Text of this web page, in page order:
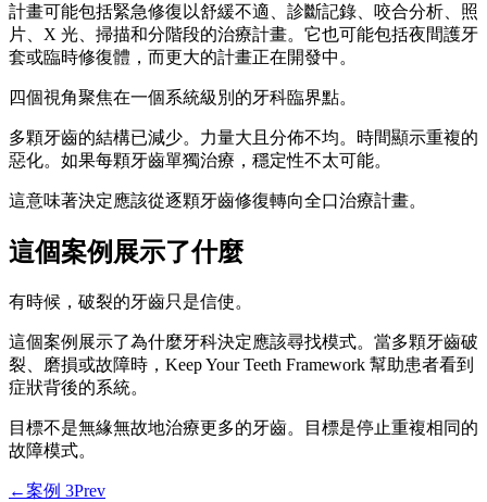
計畫可能包括緊急修復以舒緩不適、診斷記錄、咬合分析、照
片、X 光、掃描和分階段的治療計畫。它也可能包括夜間護牙
套或臨時修復體，而更大的計畫正在開發中。
四個視角聚焦在一個系統級別的牙科臨界點。
多顆牙齒的結構已減少。力量大且分佈不均。時間顯示重複的
惡化。如果每顆牙齒單獨治療，穩定性不太可能。
這意味著決定應該從逐顆牙齒修復轉向全口治療計畫。
這個案例展示了什麼
有時候，破裂的牙齒只是信使。
這個案例展示了為什麼牙科決定應該尋找模式。當多顆牙齒破
裂、磨損或故障時，Keep Your Teeth Framework 幫助患者看到
症狀背後的系統。
目標不是無緣無故地治療更多的牙齒。目標是停止重複相同的
故障模式。
←案例 3Prev